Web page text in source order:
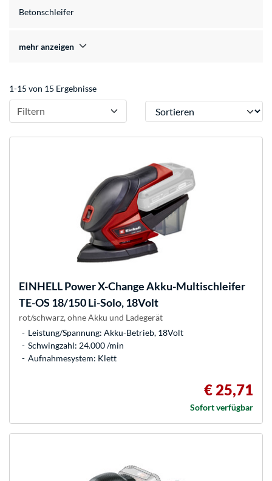
Betonschleifer
mehr anzeigen
1-15 von 15 Ergebnisse
Filtern Sortieren
EINHELLPower X-Change Akku-Multischleifer
TE-OS 18/150 Li-Solo, 18Volt
rot/schwarz, ohne Akku und Ladegerät
Leistung/Spannung: Akku-Betrieb, 18Volt
Schwingzahl: 24.000 /min
Aufnahmesystem: Klett
€ 25,71
Sofort verfügbar